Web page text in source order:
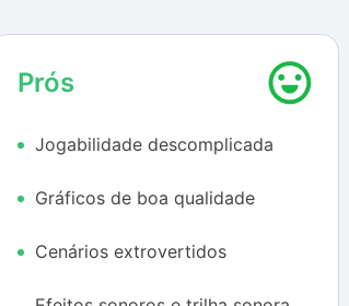
Os efeitos sonoros também não deixam a
fidelidade considerável para o gênero, e
adequada à temática do título.
Além disso, o Strike Force Heroes conta
resposta aos comandos executados
A única coisa que nos incomodou neste
Prós
Jogabilidade descomplicada
Gráficos de boa qualidade
Cenários extrovertidos